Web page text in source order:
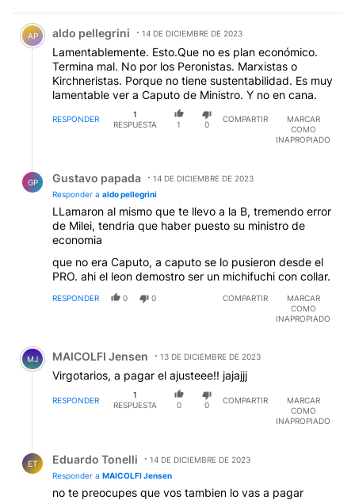
Comentario de aldo pellegrini.
AP aldo pellegrini 14 DE DICIEMBRE DE 2023
Lamentablemente. Esto.Que no es plan económico.
Termina mal. No por los Peronistas. Marxistas o
Kirchneristas. Porque no tiene sustentabilidad. Es muy
lamentable ver a Caputo de Ministro. Y no en cana.
RESPONDER
1
RESPUESTA
1 0
COMPARTIR
MARCAR
COMO
INAPROPIADO
GP Gustavo papada
14 DE DICIEMBRE DE 2023
Responder a aldo pellegrini
LLamaron al mismo que te llevo a la B, tremendo error
de Milei, tendria que haber puesto su ministro de
economia
que no era Caputo, a caputo se lo pusieron desde el
PRO. ahi el leon demostro ser un michifuchi con collar.
RESPONDER 0 0 COMPARTIR
MARCAR
COMO
INAPROPIADO
Comentario de MAICOLFI Jensen.
MJ MAICOLFI Jensen 13 DE DICIEMBRE DE 2023
Virgotarios, a pagar el ajusteee!! jajajjj
RESPONDER
1
RESPUESTA
0 0
COMPARTIR
MARCAR
COMO
INAPROPIADO
ET Eduardo Tonelli
14 DE DICIEMBRE DE 2023
Responder a MAICOLFI Jensen
no te preocupes que vos tambien lo vas a pagar